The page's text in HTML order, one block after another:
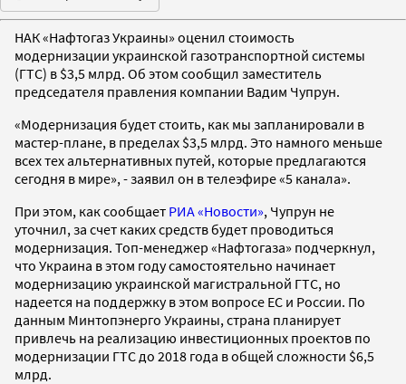
НАК «Нафтогаз Украины» оценил стоимость
модернизации украинской газотранспортной системы
(ГТС) в $3,5 млрд. Об этом сообщил заместитель
председателя правления компании Вадим Чупрун.
«Модернизация будет стоить, как мы запланировали в
мастер-плане, в пределах $3,5 млрд. Это намного меньше
всех тех альтернативных путей, которые предлагаются
сегодня в мире», - заявил он в телеэфире «5 канала».
При этом, как сообщает РИА «Новости», Чупрун не
уточнил, за счет каких средств будет проводиться
модернизация. Топ-менеджер «Нафтогаза» подчеркнул,
что Украина в этом году самостоятельно начинает
модернизацию украинской магистральной ГТС, но
надеется на поддержку в этом вопросе ЕС и России. По
данным Минтопэнерго Украины, страна планирует
привлечь на реализацию инвестиционных проектов по
модернизации ГТС до 2018 года в общей сложности $6,5
млрд.